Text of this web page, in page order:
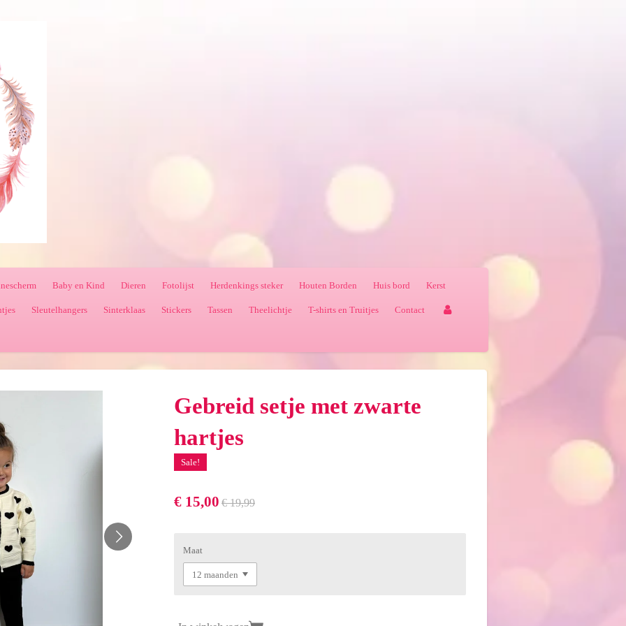
Baby en Kind Dieren Fotolijst Herdenkings steker Houten Borden Huis bord Kerst
Sleutelhangers Sinterklaas Stickers Tassen Theelichtje T-shirts en Truitjes Contact
Gebreid setje met zwarte
hartjes
Sale!
€ 15,00 € 19,99
Maat